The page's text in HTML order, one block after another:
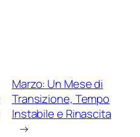
Marzo: Un Mese di
Transizione, Tempo
Instabile e Rinascita
→